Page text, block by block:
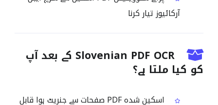
آرکائیوز تیار کرنا
Slovenian PDF OCR کے بعد آپ
کو کیا ملتا ہے؟
اسکین شدہ PDF صفحات سے جنریٹ ہوا قابلِ